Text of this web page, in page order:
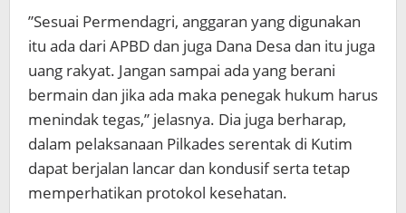
”Sesuai Permendagri, anggaran yang digunakan
itu ada dari APBD dan juga Dana Desa dan itu juga
uang rakyat. Jangan sampai ada yang berani
bermain dan jika ada maka penegak hukum harus
menindak tegas,” jelasnya. Dia juga berharap,
dalam pelaksanaan Pilkades serentak di Kutim
dapat berjalan lancar dan kondusif serta tetap
memperhatikan protokol kesehatan.